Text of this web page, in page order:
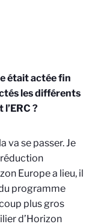
était actée fin
les différents
?
va se passer. Je
réduction
Europe a lieu, il
programme
plus gros
d’Horizon